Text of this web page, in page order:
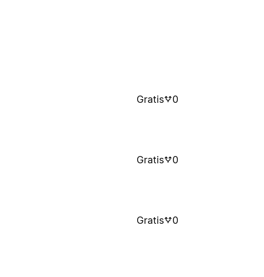
Gratis 0
Gratis 0
Gratis 0